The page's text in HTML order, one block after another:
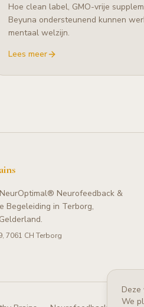
Hoe clean label, GMO-vrije
Beyuna ondersteunend kunnen
mentaal welzijn.
Lees meer
Neurofeedback &
Begeleiding in Terborg,
7061 CH Terborg
We